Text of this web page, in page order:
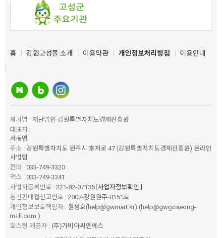
홈 강원고성몰 소개 이용약관 개인정보처리방침 이용안내
회사명 : 재단법인 강원특별자치도경제진흥원
대표자 :
서동면
주소 : 강원특별자치도 원주시 호저로 47 (강원특별자치도경제진흥원) 온라인
사업팀
전화 : 033-749-3320
팩스 : 033-749-3341
사업자등록번호 : 221-82-07135 [사업자정보확인 ]
통신판매업신고번호 : 2007-강원원주-0151호
개인정보보호책임자 : 원성호(help@gwmart.kr) (help@gwgoseong-
mall.com )
호스팅 제공자 : (주)가비아씨엔에스